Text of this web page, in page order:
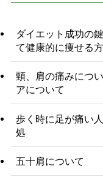
ダイエット成功の
て健康的に痩せる
頸、肩の痛みにつ
アについて
歩く時に足が痛い
処
五十肩について